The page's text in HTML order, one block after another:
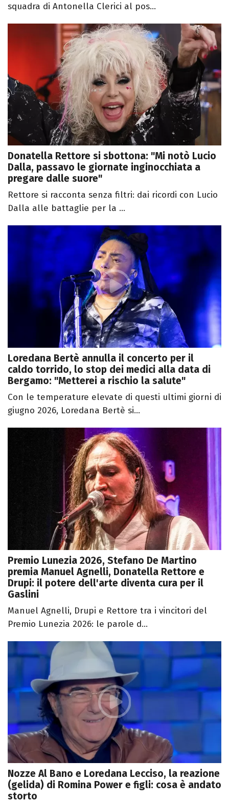
squadra di Antonella Clerici al pos...
Donatella Rettore si sbottona: "Mi notò Lucio
Dalla, passavo le giornate inginocchiata a
pregare dalle suore"
Rettore si racconta senza filtri: dai ricordi con Lucio
Dalla alle battaglie per la ...
Loredana Bertè annulla il concerto per il
caldo torrido, lo stop dei medici alla data di
Bergamo: "Metterei a rischio la salute"
Con le temperature elevate di questi ultimi giorni di
giugno 2026, Loredana Bertè si...
Premio Lunezia 2026, Stefano De Martino
premia Manuel Agnelli, Donatella Rettore e
Drupi: il potere dell'arte diventa cura per il
Gaslini
Manuel Agnelli, Drupi e Rettore tra i vincitori del
Premio Lunezia 2026: le parole d...
Nozze Al Bano e Loredana Lecciso, la reazione
(gelida) di Romina Power e figli: cosa è andato
storto